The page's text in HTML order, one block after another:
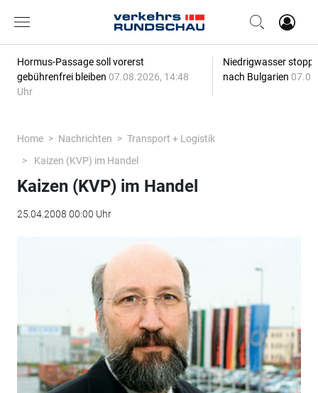
Hormus-Passage soll vorerst
gebührenfrei bleiben 07.08.2026, 14:48
Uhr
Niedrigwasser
nach Bulgarien
Home Nachrichten
Transport + Logistik
Kaizen (KVP) im Handel
Kaizen (KVP) im Handel
25.04.2008 00:00 Uhr